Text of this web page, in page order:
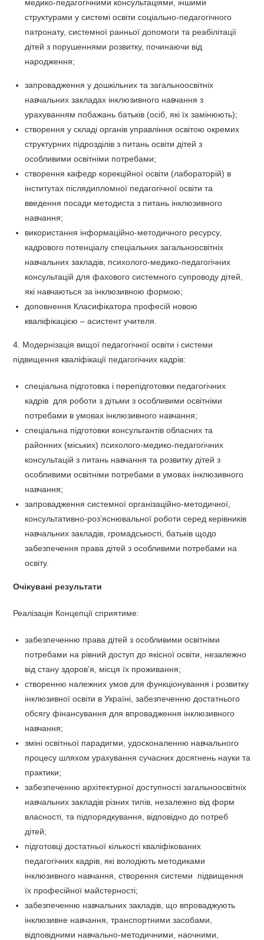
медико-педагогічними консультаціями, іншими
структурами у системі освіти соціально-педагогічного
патронату, системної ранньої допомоги та реабілітації
дітей з порушеннями розвитку, починаючи від
народження;
запровадження у дошкільних та загальноосвітніх
навчальних закладах інклюзивного навчання з
урахуванням побажань батьків (осіб, які їх замінюють);
створення у складі органів управління освітою окремих
структурних підрозділів з питань освіти дітей з
особливими освітніми потребами;
створення кафедр корекційної освіти (лабораторій) в
інститутах післядипломної педагогічної освіти та
введення посади методиста з питань інклюзивного
навчання;
використання інформаційно-методичного ресурсу,
кадрового потенціалу спеціальних загальноосвітніх
навчальних закладів, психолого-медико-педагогічних
консультацій для фахового системного супроводу дітей,
які навчаються за інклюзивною формою;
доповнення Класифікатора професій новою
кваліфікацією – асистент учителя.
4. Модернізація вищої педагогічної освіти і системи
підвищення кваліфікації педагогічних кадрів:
спеціальна підготовка і перепідготовки педагогічних
кадрів для роботи з дітьми з особливими освітніми
потребами в умовах інклюзивного навчання;
спеціальна підготовки консультантів обласних та
районних (міських) психолого-медико-педагогічних
консультацій з питань навчання та розвитку дітей з
особливими освітніми потребами в умовах інклюзивного
навчання;
запровадження системної організаційно-методичної,
консультативно-роз’яснювальної роботи серед керівників
навчальних закладів, громадськості, батьків щодо
забезпечення права дітей з особливими потребами на
освіту.
Очікувані результати
Реалізація Концепції сприятиме:
забезпеченню права дітей з особливими освітніми
потребами на рівний доступ до якісної освіти, незалежно
від стану здоров’я, місця їх проживання;
створенню належних умов для функціонування і розвитку
інклюзивної освіти в Україні, забезпеченню достатнього
обсягу фінансування для впровадження інклюзивного
навчання;
зміні освітньої парадигми, удосконаленню навчального
процесу шляхом урахування сучасних досягнень науки та
практики;
забезпеченню архітектурної доступності загальноосвітніх
навчальних закладів різних типів, незалежно від форм
власності, та підпорядкування, відповідно до потреб
дітей;
підготовці достатньої кількості кваліфікованих
педагогічних кадрів, які володіють методиками
інклюзивного навчання, створення системи підвищення
їх професійної майстерності;
забезпеченню навчальних закладів, що впроваджують
інклюзивне навчання, транспортними засобами,
відповідними навчально-методичними, наочними,